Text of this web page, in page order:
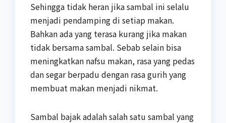
Sehingga tidak heran jika sambal ini selalu
menjadi pendamping di setiap makan.
Bahkan ada yang terasa kurang jika makan
tidak bersama sambal. Sebab selain bisa
meningkatkan nafsu makan, rasa yang pedas
dan segar berpadu dengan rasa gurih yang
membuat makan menjadi nikmat.
Sambal bajak adalah salah satu sambal yang